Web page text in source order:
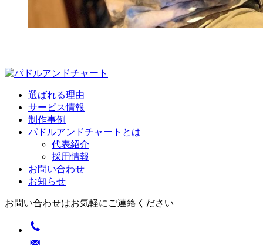
選ばれる理由
サービス情報
制作事例
パドルアンドチャートとは
代表紹介
採用情報
お問い合わせ
お知らせ
お問い合わせはお気軽にご連絡ください